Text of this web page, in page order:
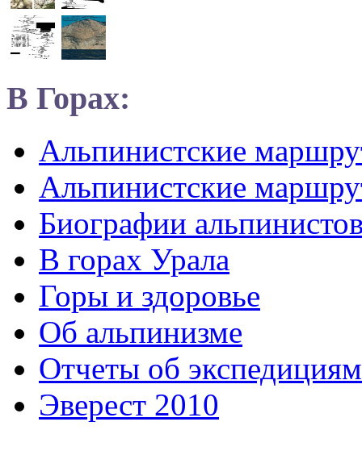
В Горах:
Альпинистские
Альпинистские
Биографии
В горах Урала
Горы и здоровье
Об альпинизме
Отчеты об экспедициям
Эверест 2010